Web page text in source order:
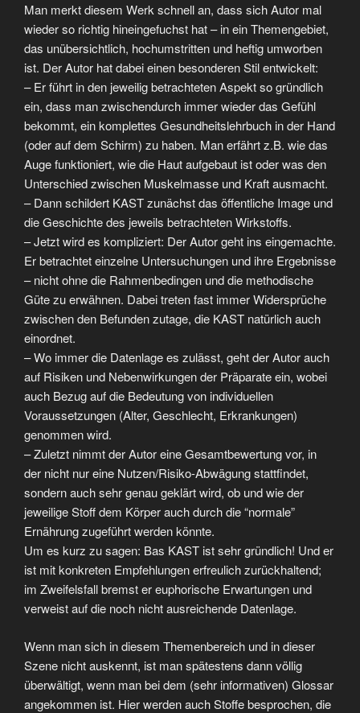
Man merkt diesem Werk schnell an, dass sich Autor mal
wieder so richtig hineingefuchst hat – in ein Themengebiet,
das unübersichtlich, hochumstritten und heftig umworben
ist. Der Autor hat dabei einen besonderen Stil entwickelt:
– Er führt in den jeweilig betrachteten Aspekt so gründlich
ein, dass man zwischendurch immer wieder das Gefühl
bekommt, ein komplettes Gesundheitslehrbuch in der Hand
(oder auf dem Schirm) zu haben. Man erfährt z.B. wie das
Auge funktioniert, wie die Haut aufgebaut ist oder was den
Unterschied zwischen Muskelmasse und Kraft ausmacht.
– Dann schildert KAST zunächst das öffentliche Image und
die Geschichte des jeweils betrachteten Wirkstoffs.
– Jetzt wird es kompliziert: Der Autor geht ins eingemachte.
Er betrachtet einzelne Untersuchungen und ihre Ergebnisse
– nicht ohne die Rahmenbedingen und die methodische
Güte zu erwähnen. Dabei treten fast immer Widersprüche
zwischen den Befunden zutage, die KAST natürlich auch
einordnet.
– Wo immer die Datenlage es zulässt, geht der Autor auch
auf Risiken und Nebenwirkungen der Präparate ein, wobei
auch Bezug auf die Bedeutung von individuellen
Voraussetzungen (Alter, Geschlecht, Erkrankungen)
genommen wird.
– Zuletzt nimmt der Autor eine Gesamtbewertung vor, in
der nicht nur eine Nutzen/Risiko-Abwägung stattfindet,
sondern auch sehr genau geklärt wird, ob und wie der
jeweilige Stoff dem Körper auch durch die “normale”
Ernährung zugeführt werden könnte.
Um es kurz zu sagen: Bas KAST ist sehr gründlich! Und er
ist mit konkreten Empfehlungen erfreulich zurückhaltend;
im Zweifelsfall bremst er euphorische Erwartungen und
verweist auf die noch nicht ausreichende Datenlage.
Wenn man sich in diesem Themenbereich und in dieser
Szene nicht auskennt, ist man spätestens dann völlig
überwältigt, wenn man bei dem (sehr informativen) Glossar
angekommen ist. Hier werden auch Stoffe besprochen, die